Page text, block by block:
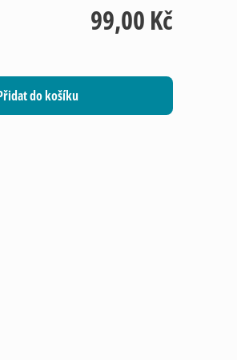
99,00 Kč
do košíku